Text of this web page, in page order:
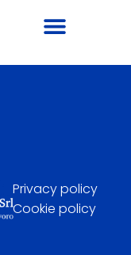
Privacy policy
Cookie policy